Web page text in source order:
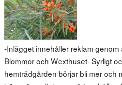
-Inlägget innehåller reklam
Blommor och Wexthuset- Syrligt
hemträdgården börjar bli mer och